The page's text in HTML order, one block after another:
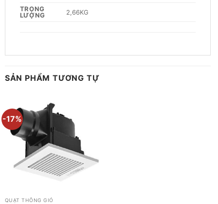
TRỌNG
LƯỢNG
2,66KG
SẢN PHẨM TƯƠNG TỰ
-17%
QUẠT THÔNG GIÓ